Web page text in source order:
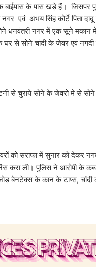
बाईपास के पास खड़े हैं।
एवं अभय सिंह कोर्टे पिता दादू
धनवंतरी नगर में एक सूने मकान में
से सोने चांदी के जेवर एवं नगदी
से चुराये सोने के जेवरो मे से
को सराफा में सुनार को देकर
करा ली। पुलिस ने आरोपी के
बेनटेक्स के कान के टाप्स, चांदी